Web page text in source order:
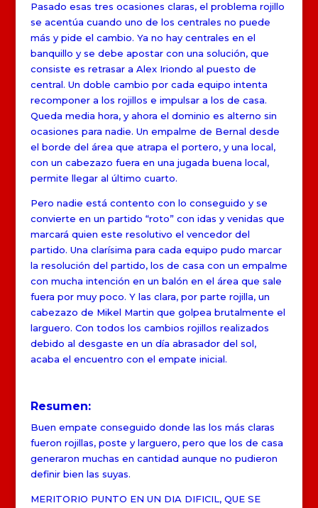
Pasado esas tres ocasiones claras, el problema rojillo
se acentúa cuando uno de los centrales no puede
más y pide el cambio. Ya no hay centrales en el
banquillo y se debe apostar con una solución, que
consiste es retrasar a Alex Iriondo al puesto de
central. Un doble cambio por cada equipo intenta
recomponer a los rojillos e impulsar a los de casa.
Queda media hora, y ahora el dominio es alterno sin
ocasiones para nadie. Un empalme de Bernal desde
el borde del área que atrapa el portero, y una local,
con un cabezazo fuera en una jugada buena local,
permite llegar al último cuarto.
Pero nadie está contento con lo conseguido y se
convierte en un partido “roto” con idas y venidas que
marcará quien este resolutivo el vencedor del
partido. Una clarísima para cada equipo pudo marcar
la resolución del partido, los de casa con un empalme
con mucha intención en un balón en el área que sale
fuera por muy poco. Y las clara, por parte rojilla, un
cabezazo de Mikel Martin que golpea brutalmente el
larguero. Con todos los cambios rojillos realizados
debido al desgaste en un día abrasador del sol,
acaba el encuentro con el empate inicial.
Resumen:
Buen empate conseguido donde las los más claras
fueron rojillas, poste y larguero, pero que los de casa
generaron muchas en cantidad aunque no pudieron
definir bien las suyas.
MERITORIO PUNTO EN UN DIA DIFICIL, QUE SE